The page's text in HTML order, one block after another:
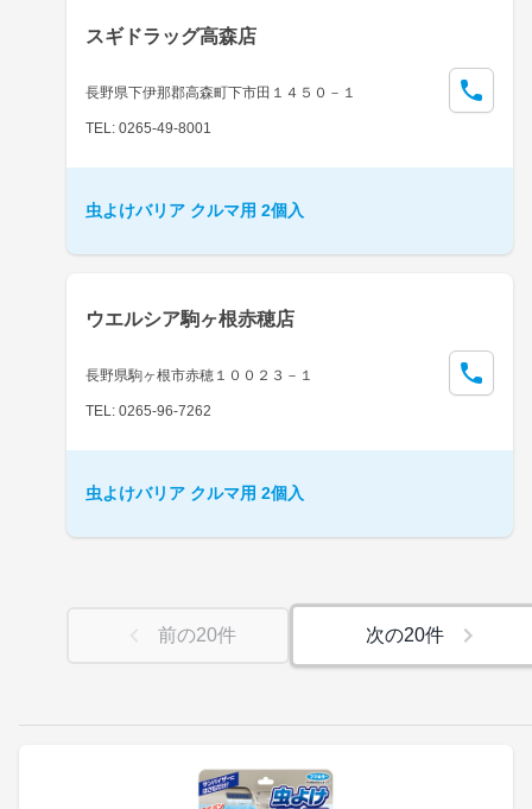
スギドラッグ高森店
長野県下伊那郡高森町下市田１４５０－１
TEL: 0265-49-8001
虫よけバリア クルマ用 2個入
ウエルシア駒ヶ根赤穂店
長野県駒ヶ根市赤穂１００２３－１
TEL: 0265-96-7262
虫よけバリア クルマ用 2個入
前の20件 次の20件